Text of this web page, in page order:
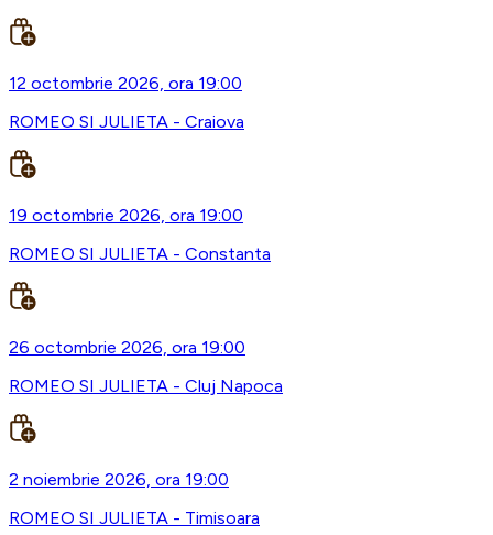
12 octombrie 2026, ora 19:00
ROMEO SI JULIETA - Craiova
19 octombrie 2026, ora 19:00
ROMEO SI JULIETA - Constanta
26 octombrie 2026, ora 19:00
ROMEO SI JULIETA - Cluj Napoca
2 noiembrie 2026, ora 19:00
ROMEO SI JULIETA - Timisoara